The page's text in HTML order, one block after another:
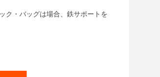
ク・バッグは場合、鉄サポートを